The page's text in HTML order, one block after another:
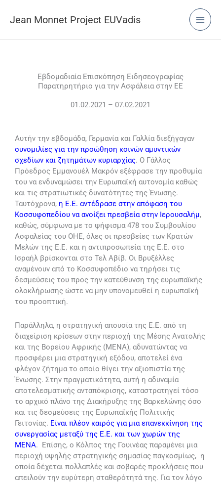
Jean Monnet Project EUVadis
Εβδομαδιαία Επισκόπηση Ειδησεογραφίας
Παρατηρητήριο για την Ασφάλεια στην ΕΕ
01.02.2021 – 07.02.2021
Αυτήν την εβδομάδα, Γερμανία και Γαλλία διεξήγαγαν
συνομιλίες για την προώθηση κοινών αμυντικών
σχεδίων και ζητημάτων κυριαρχίας. Ο Γάλλος
Πρόεδρος Εμμανουέλ Μακρόν εξέφρασε την προθυμία
του να ενδυναμώσει την Ευρωπαϊκή αυτονομία καθώς
και τις στρατιωτικές δυνατότητες της Ένωσης.
Ταυτόχρονα, η Ε.Ε. αντέδρασε στην απόφαση του
Κοσσυφοπεδίου να ανοίξει πρεσβεία στην Ιερουσαλήμ,
καθώς, σύμφωνα με το ψήφισμα 478 του Συμβουλίου
Ασφαλείας του ΟΗΕ, όλες οι πρεσβείες των Κρατών
Μελών της Ε.Ε. και η αντιπροσωπεία της Ε.Ε. στο
Ισραήλ βρίσκονται στο Τελ Αβίβ. Οι Βρυξέλλες
αναμένουν από το Κοσσυφοπέδιο να τηρήσει τις
δεσμεύσεις του προς την κατεύθυνση της ευρωπαϊκής
ολοκλήρωσης ώστε να μην υπονομευθεί η ευρωπαϊκή
του προοπτική.
Παράλληλα, η στρατηγική απουσία της Ε.Ε. από τη
διαχείριση κρίσεων στην περιοχή της Μέσης Ανατολής
και της Βορείου Αφρικής (ΜΕΝΑ), αδυνατώντας να
προσφέρει μια στρατηγική εξόδου, αποτελεί ένα
φλέγον ζήτημα το οποίο θίγει την αξιοπιστία της
Ένωσης. Στην πραγματικότητα, αυτή η αδυναμία
αποτελεσματικής ανταπόκρισης, καταστρατηγεί τόσο
το αρχικό πλάνο της Διακήρυξης της Βαρκελώνης όσο
και τις δεσμεύσεις της Ευρωπαϊκής Πολιτικής
Γειτονίας. Είναι πλέον καιρός για μια επανεκκίνηση της
συνεργασίας μεταξύ της Ε.Ε. και των χωρών της
ΜΕΝΑ. Επίσης, ο Κόλπος της Γουινέας παραμένει μια
περιοχή υψηλής στρατηγικής σημασίας παγκοσμίως, η
οποία δέχεται πολλαπλές και σοβαρές προκλήσεις που
απειλούν την ευρύτερη σταθερότητά της. Για τον λόγο